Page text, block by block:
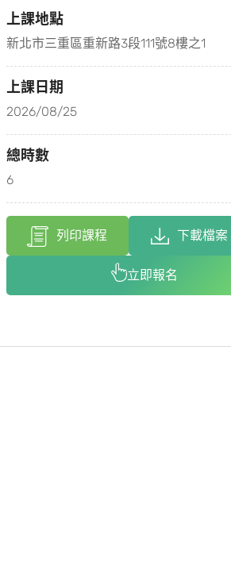
上課地點
新北市三重區重新路3段111號8樓之1
上課日期
2026/08/25
總時數
6
列印課程 下載檔案
立即報名